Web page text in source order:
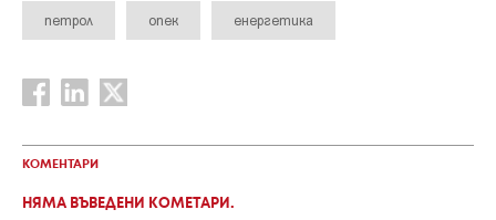
петрол опек енергетика
КОМЕНТАРИ
НЯМА ВЪВЕДЕНИ КОМЕТАРИ.